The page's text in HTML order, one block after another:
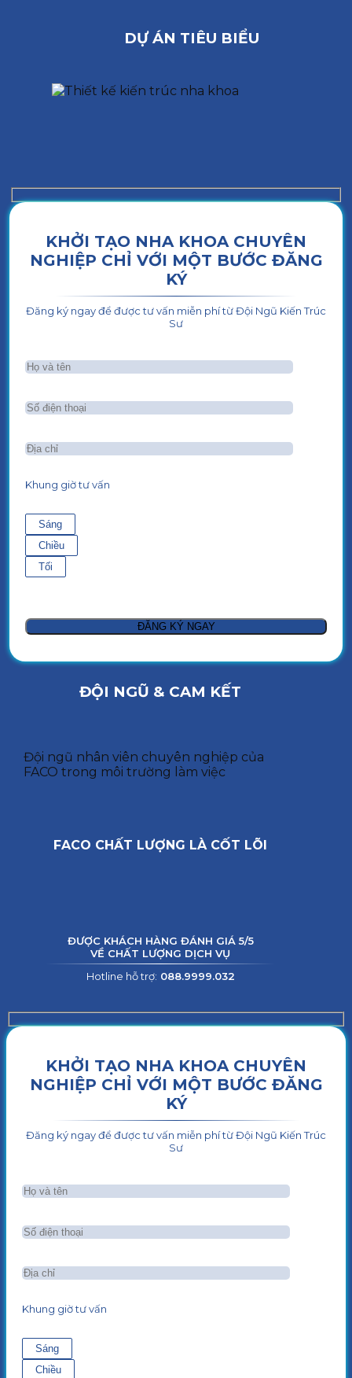
DỰ ÁN TIÊU BIỂU
KHỞI TẠO NHA KHOA CHUYÊN
NGHIỆP CHỈ VỚI MỘT BƯỚC ĐĂNG
KÝ
Đăng ký ngay để được tư vấn miễn phí từ Đội Ngũ Kiến Trúc
Sư
Khung giờ tư vấn
Sáng
Chiều
Tối
ĐỘI NGŨ & CAM KẾT
Đội ngũ nhân viên chuyên nghiệp của
FACO trong môi trường làm việc
FACO CHẤT LƯỢNG LÀ CỐT LÕI
ĐƯỢC KHÁCH HÀNG ĐÁNH GIÁ 5/5
VỀ CHẤT LƯỢNG DỊCH VỤ
Hotline hỗ trợ: 088.9999.032
KHỞI TẠO NHA KHOA CHUYÊN
NGHIỆP CHỈ VỚI MỘT BƯỚC ĐĂNG
KÝ
Đăng ký ngay để được tư vấn miễn phí từ Đội Ngũ Kiến Trúc
Sư
Khung giờ tư vấn
Sáng
Chiều